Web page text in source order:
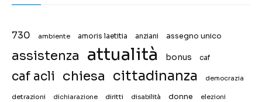
730 ambiente amoris laetitia anziani assegno unico
assistenza attualità bonus caf
caf acli chiesa cittadinanza democrazia
detrazioni dichiarazione diritti disabilità donne elezioni